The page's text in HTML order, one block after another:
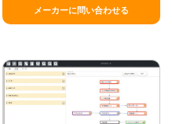
メーカーに問い合わせる